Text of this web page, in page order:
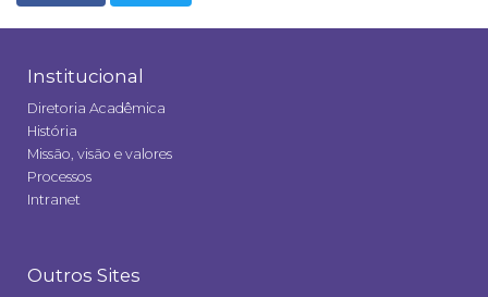
Institucional
Diretoria Acadêmica
História
Missão, visão e valores
Processos
Intranet
Outros Sites